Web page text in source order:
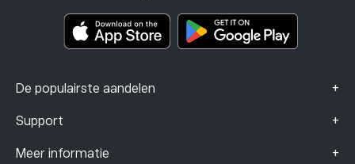
De populairste aandelen +
Support +
Meer informatie +
Klachtengegevens (FCA-klanten)